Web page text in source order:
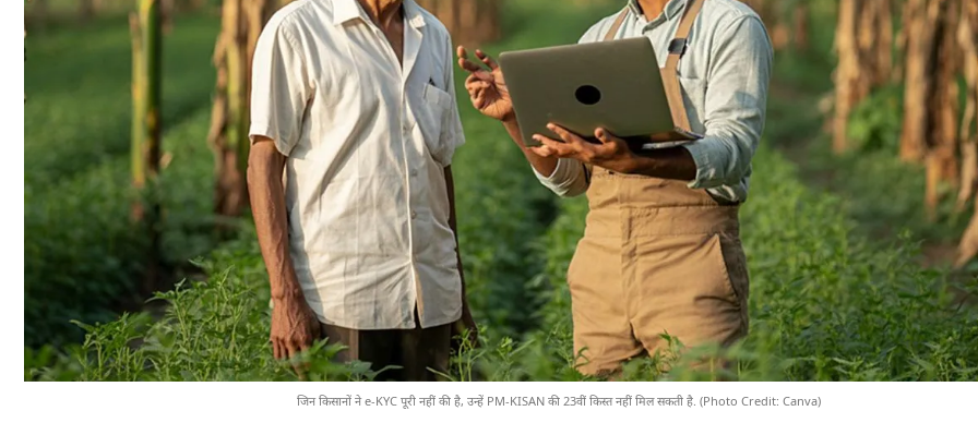
जिन किसानों ने e-KYC पूरी नहीं की है, उन्हें PM-KISAN की 23वीं किस्त नहीं मिल सकती है. (Photo Credit: Canva)